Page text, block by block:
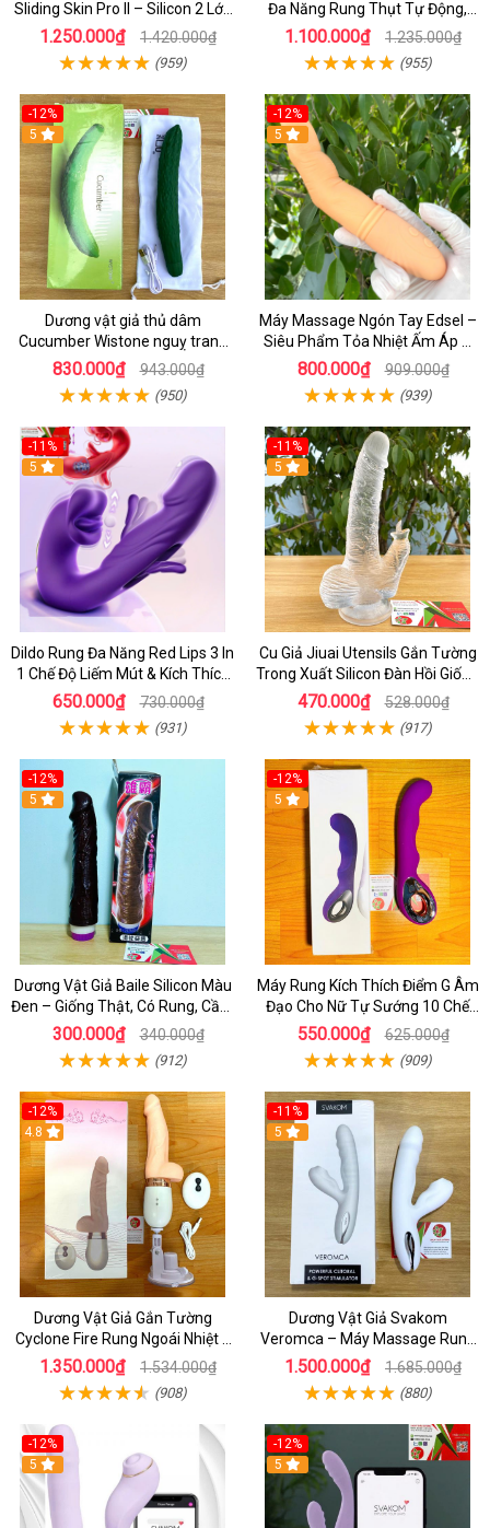
Sliding Skin Pro II – Silicon 2 Lớp
Mềm Mịn, Rung Đa Tần Từ Xa
1.250.000₫ 1.420.000₫
(959)
Đa Năng Rung Thụt Tự Động,
Phát Nhiệt Ấm Nóng Kích Thích
1.100.000₫ 1.235.000₫
(955)
-12%
5
Dương vật giả thủ dâm
Cucumber Wistone nguỵ trang
hình quả dưa Leo
830.000₫ 943.000₫
(950)
-12%
5
Máy Massage Ngón Tay Edsel –
Siêu Phẩm Tỏa Nhiệt Ấm Áp &
Rung Móc Thăng Hoa
800.000₫ 909.000₫
(939)
-11%
5
Dildo Rung Đa Năng Red Lips 3 In
1 Chế Độ Liếm Mút & Kích Thích
Điểm G
650.000₫ 730.000₫
(931)
-11%
5
Cu Giả Jiuai Utensils Gắn Tường
Trong Xuất Silicon Đàn Hồi Giống
Thật
470.000₫ 528.000₫
(917)
-12%
5
Dương Vật Giả Baile Silicon Màu
Đen – Giống Thật, Có Rung, Cầm
Tay Giá Rẻ
300.000₫ 340.000₫
(912)
-12%
5
Máy Rung Kích Thích Điểm G Âm
Đạo Cho Nữ Tự Sướng 10 Chế
Độ Rung
550.000₫ 625.000₫
(909)
-12%
4.8
Dương Vật Giả Gắn Tường
Cyclone Fire Rung Ngoái Nhiệt 7
Chế Độ Silicon Cao Cấp
1.350.000₫ 1.534.000₫
(908)
-11%
5
Dương Vật Giả Svakom
Veromca – Máy Massage Rung
Thụt, Bú Mút Âm Vật & Điểm G
Cao Cấp
1.500.000₫ 1.685.000₫
(880)
-12%
5
-12%
5